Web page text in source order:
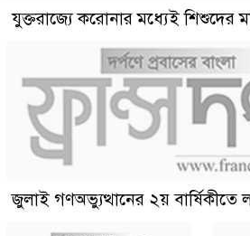
যুক্তরাজ্যে করোনার মধ্যেই শিশুদের
জুলাই গণঅভ্যুত্থানের ২য় বার্ষিকীতে